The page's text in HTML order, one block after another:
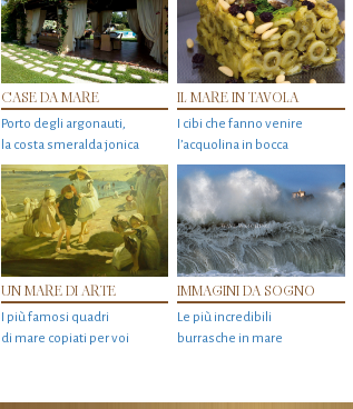
CASE DA MARE
Porto degli argonauti,
la costa smeralda jonica
IL MARE IN TAVOLA
I cibi che fanno venire
l’acquolina in bocca
UN MARE DI ARTE
I più famosi quadri
di mare copiati per voi
IMMAGINI DA SOGNO
Le più incredibili
burrasche in mare